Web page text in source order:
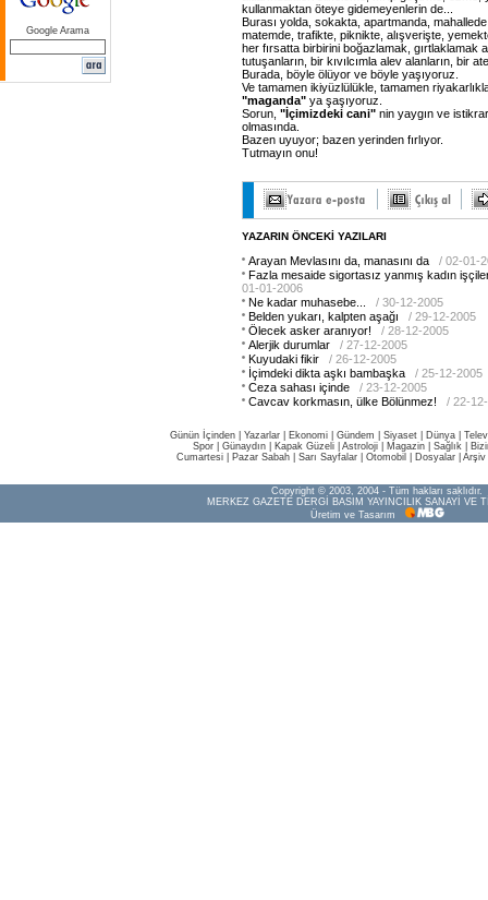
Google Arama
kullanmaktan öteye gidemeyenlerin de...
Burası yolda, sokakta, apartmanda,
matemde, trafikte, piknikte, alışverişte,
her fırsatta birbirini boğazlamak, gırtlaklamak
tutuşanların, bir kıvılcımla alev alanların, bir
Burada, böyle ölüyor ve böyle yaşıyoruz.
Ve tamamen ikiyüzlülükle, tamamen
"maganda" ya şaşıyoruz.
Sorun, "İçimizdeki cani" nin yaygın ve
olmasında.
Bazen uyuyor; bazen yerinden fırlıyor.
Tutmayın onu!
YAZARIN ÖNCEKİ YAZILARI
Arayan Mevlasını da, manasını da
/ 02-01-
Fazla mesaide sigortasız yanmış kadın
01-01-2006
Ne kadar muhasebe...
/ 30-12-2005
Belden yukarı, kalpten aşağı
/ 29-12-2005
Ölecek asker aranıyor!
/ 28-12-2005
Alerjik durumlar
/ 27-12-2005
Kuyudaki fikir
/ 26-12-2005
İçimdeki dikta aşkı bambaşka
/ 25-12-2005
Ceza sahası içinde
/ 23-12-2005
Cavcav korkmasın, ülke Bölünmez!
/ 22-
Günün İçinden Yazarlar Ekonomi Gündem Siyaset Dünya |
Spor
Günaydın Kapak Güzeli Astroloji Magazin Sağlık
Cumartesi
Pazar Sabah Sarı Sayfalar Otomobil Dosyalar Arşiv
Copyright © 2003, 2004 - Tüm hakları saklıdır.
MERKEZ GAZETE DERGİ BASIM YAYINCILIK SANAYİ VE
Üretim ve Tasarım